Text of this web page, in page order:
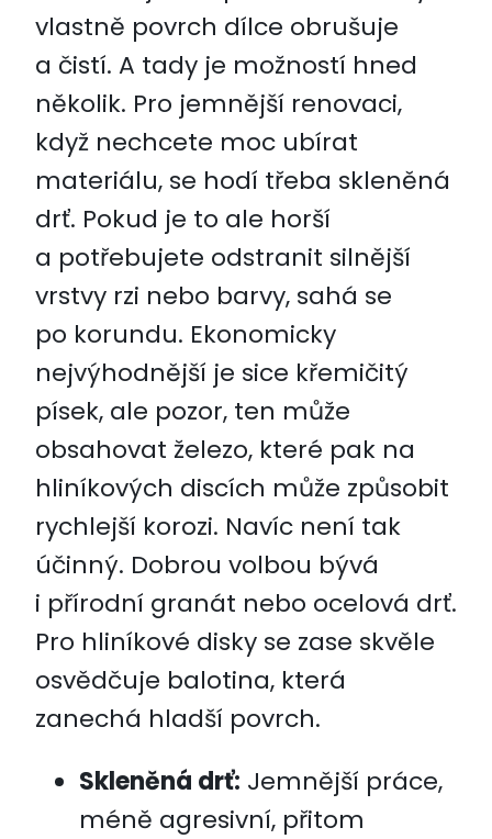
vlastně povrch dílce obrušuje
a čistí. A tady je možností hned
několik. Pro jemnější renovaci,
když nechcete moc ubírat
materiálu, se hodí třeba skleněná
drť. Pokud je to ale horší
a potřebujete odstranit silnější
vrstvy rzi nebo barvy, sahá se
po korundu. Ekonomicky
nejvýhodnější je sice křemičitý
písek, ale pozor, ten může
obsahovat železo, které pak na
hliníkových discích může způsobit
rychlejší korozi. Navíc není tak
účinný. Dobrou volbou bývá
i přírodní granát nebo ocelová drť.
Pro hliníkové disky se zase skvěle
osvědčuje balotina, která
zanechá hladší povrch.
Skleněná drť: Jemnější práce,
méně agresivní, přitom